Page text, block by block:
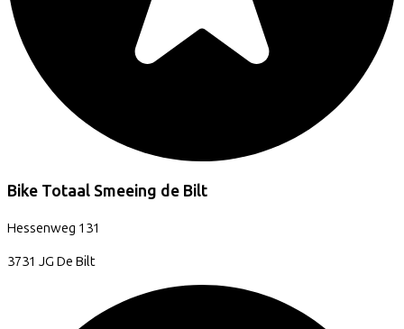
Bike Totaal Smeeing de Bilt
Hessenweg 131
3731 JG De Bilt